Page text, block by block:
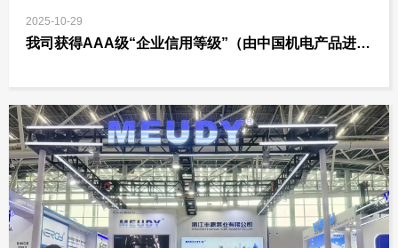
2025-10-29
我司获得AAA级“企业信用等级”（由中国机电产品进出